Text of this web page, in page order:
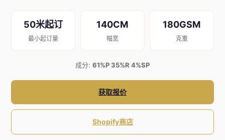
50米起订
最小起订量
140CM
幅宽
180GSM
克重
成分: 61%P 35%R 4%SP
获取报价
Shopify商店